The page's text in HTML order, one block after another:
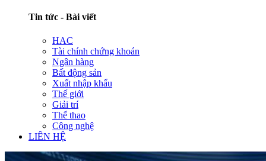
Tin tức - Bài viết
HAC
Tài chính chứng khoán
Ngân hàng
Bất động sản
Xuất nhập khẩu
Thế giới
Giải trí
Thể thao
Công nghệ
LIÊN HỆ